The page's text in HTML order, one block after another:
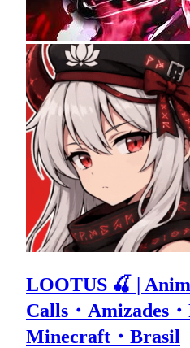
LOOTUS 🍒 |
Calls・Amizades
Minecraft・Brasil